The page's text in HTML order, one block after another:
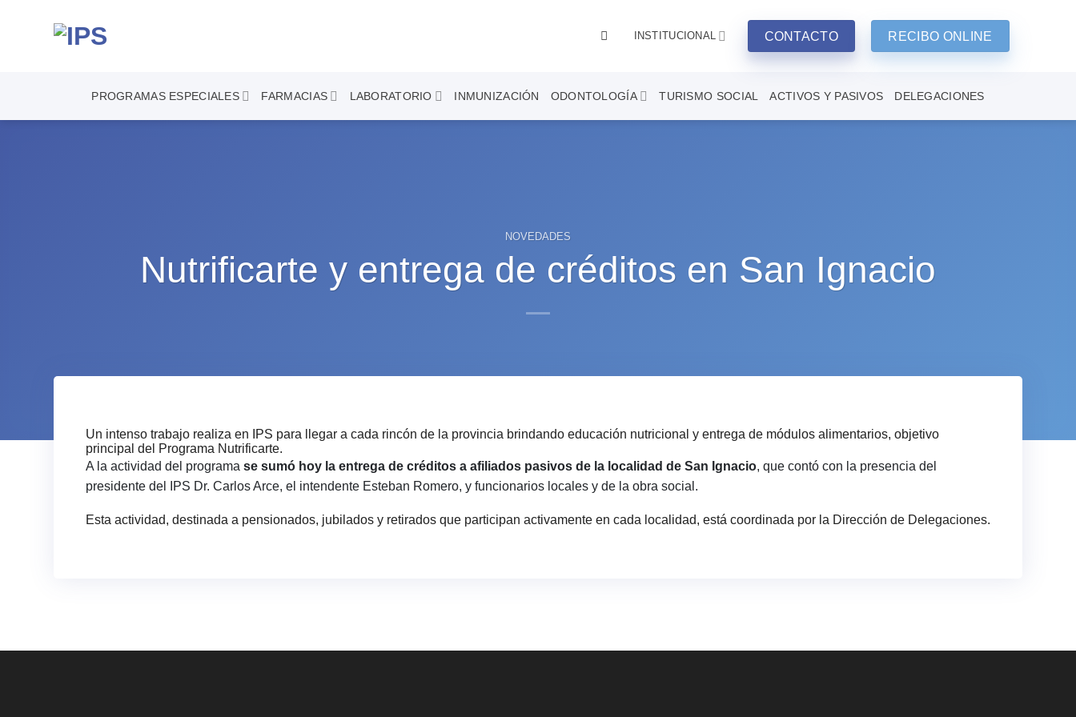
INSTITUCIONAL CONTACTO RECIBO ONLINE
PROGRAMAS ESPECIALES FARMACIAS LABORATORIO INMUNIZACIÓN ODONTOLOGÍA TURISMO SOCIAL ACTIVOS Y PASIVOS DELEGACIONES
NOVEDADES
Nutrificarte y entrega de créditos en San Ignacio
Un intenso trabajo realiza en IPS para llegar a cada rincón de la provincia brindando educación nutricional y entrega de módulos alimentarios, objetivo
principal del Programa Nutrificarte.
A la actividad del programa se sumó hoy la entrega de créditos a afiliados pasivos de la localidad de San Ignacio, que contó con la presencia del
presidente del IPS Dr. Carlos Arce, el intendente Esteban Romero, y funcionarios locales y de la obra social.
Esta actividad, destinada a pensionados, jubilados y retirados que participan activamente en cada localidad, está coordinada por la Dirección de Delegaciones.